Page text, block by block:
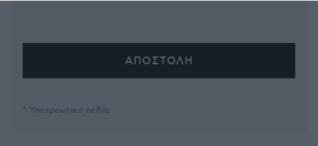
* Υποχρεωτικά πεδία